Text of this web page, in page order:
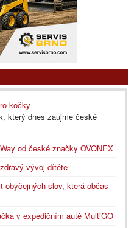
kočky
který dnes zaujme české
od české značky OVONEX
vývoj dítěte
obyčejných slov, která občas
v expedičním autě MultiGO